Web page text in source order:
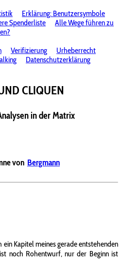
Erklärung: Benutzersymbole
Spenderliste
Alle Wege führen zu
Verifizierung
Urheberrecht
Datenschutzerklärung
CLIQUEN
in der Matrix
von Bergmann
Kapitel meines gerade entstehenden
noch Rohentwurf, nur der Beginn ist